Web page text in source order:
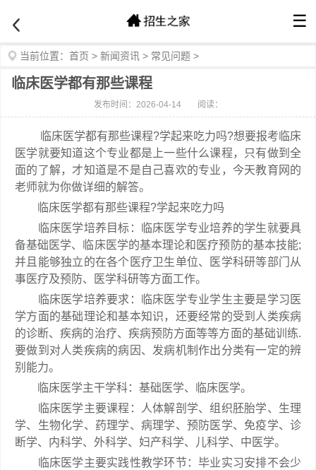
☰
当前位置： 首页 > 新闻资讯 > 常见问题 >
临床医学都有那些课程
发布时间：2026-04-14 阅读：
临床医学都有那些课程?学起来吃力吗?想要报考临床
医学就要知道这个专业都是上一些什么课程，只有做到全
面的了解，才知道是不是自己喜欢的专业，今天教育网的
老师就为你做详细的解答。
临床医学都有那些课程?学起来吃力吗
临床医学培养目标：临床医学专业培养的学生就要具
备基础医学、临床医学的基本理论和医疗预防的基本技能;
并且能够独立的在各个医疗卫生单位、医学科研等部门从
事医疗及预防、医学科研等方面工作。
临床医学培养要求：临床医学专业学生主要是学习医
学方面的基础理论和基本知识，还要经常的受到人类疾病
的诊断、疾病的治疗、疾病预防方面等等方面的基础训练.
要做到对人类疾病的病因、发病机制作出分类有一定的辨
别能力。
临床医学主干学科：基础医学、临床医学。
临床医学主要课程：人体解剖学、组织胚胎学、生理
学、生物化学、药理学、病理学、预防医学、免疫学、诊
断学、内科学、外科学、妇产科学、儿科学、中医学。
临床医学主要实践性教学环节：毕业实习安排不会少